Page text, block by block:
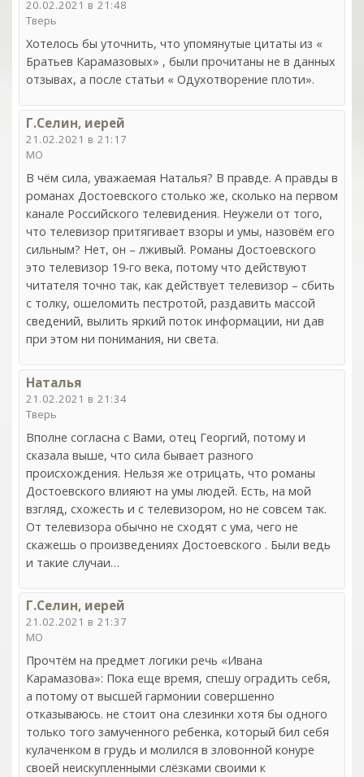
20.02.2021 в 21:48
Тверь
Хотелось бы уточнить, что упомянутые цитаты из «
Братьев Карамазовых» , были прочитаны не в данных
отзывах, а после статьи « Одухотворение плоти».
Г.Селин, иерей
21.02.2021 в 21:17
МО
В чём сила, уважаемая Наталья? В правде. А правды в
романах Достоевского столько же, сколько на первом
канале Российского телевидения. Неужели от того,
что телевизор притягивает взоры и умы, назовём его
сильным? Нет, он – лживый. Романы Достоевского
это телевизор 19-го века, потому что действуют
читателя точно так, как действует телевизор – сбить
с толку, ошеломить пестротой, раздавить массой
сведений, вылить яркий поток информации, ни дав
при этом ни понимания, ни света.
Наталья
21.02.2021 в 21:34
Тверь
Вполне согласна с Вами, отец Георгий, потому и
сказала выше, что сила бывает разного
происхождения. Нельзя же отрицать, что романы
Достоевского влияют на умы людей. Есть, на мой
взгляд, схожесть и с телевизором, но не совсем так.
От телевизора обычно не сходят с ума, чего не
скажешь о произведениях Достоевского . Были ведь
и такие случаи…
Г.Селин, иерей
21.02.2021 в 21:37
МО
Прочтём на предмет логики речь «Ивана
Карамазова»: Пока еще время, спешу оградить себя,
а потому от высшей гармонии совершенно
отказываюсь. не стоит она слезинки хотя бы одного
только того замученного ребенка, который бил себя
кулаченком в грудь и молился в зловонной конуре
своей неискупленными слёзками своими к